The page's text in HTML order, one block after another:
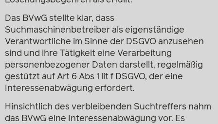
Das BVwG stellte klar, dass
Suchmaschinenbetreiber als eigenständige
Verantwortliche im Sinne der DSGVO anzusehen
sind und ihre Tätigkeit eine Verarbeitung
personenbezogener Daten darstellt, regelmäßig
gestützt auf Art 6 Abs 1 lit f DSGVO, der eine
Interessenabwägung erfordert.
Hinsichtlich des verbleibenden Suchtreffers nahm
das BVwG eine Interessenabwägung vor. Es